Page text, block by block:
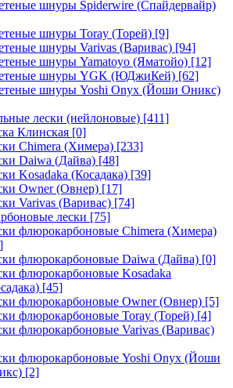
шнуры Spiderwire (Спайдервайр)
шнуры Toray (Торей) [9]
шнуры Varivas (Варивас) [94]
шнуры Yamatoyo (Яматойо) [12]
шнуры YGK (ЮДжиКей) [62]
шнуры Yoshi Onyx (Йоши Оникс)
лески (нейлоновые) [411]
Клинская [0]
Chimera (Химера) [233]
Daiwa (Дайва) [48]
Kosadaka (Косадака) [39]
Owner (Овнер) [17]
Varivas (Варивас) [74]
лески [75]
флюрокарбоновые Chimera (Химера)
флюрокарбоновые Daiwa (Дайва) [0]
флюрокарбоновые Kosadaka
[45]
флюрокарбоновые Owner (Овнер) [5]
флюрокарбоновые Toray (Торей) [4]
флюрокарбоновые Varivas (Варивас)
флюрокарбоновые Yoshi Onyx (Йоши
[2]